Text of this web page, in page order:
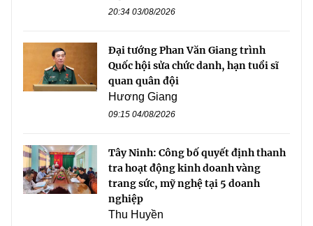
20:34 03/08/2026
Đại tướng Phan Văn Giang trình
Quốc hội sửa chức danh, hạn tuổi sĩ
quan quân đội
Hương Giang
09:15 04/08/2026
Tây Ninh: Công bố quyết định thanh
tra hoạt động kinh doanh vàng
trang sức, mỹ nghệ tại 5 doanh
nghiệp
Thu Huyền